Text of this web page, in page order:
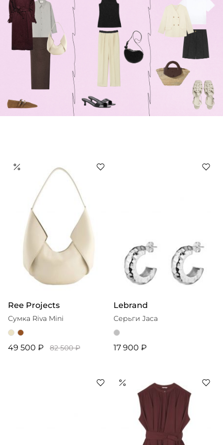
Ree Projects
Сумка Riva Mini
49 500 ₽ 82 500 ₽
Lebrand
Серьги Jaca
17 900 ₽